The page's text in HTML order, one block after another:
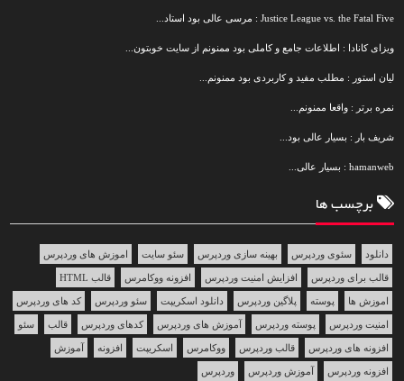
Justice League vs. the Fatal Five : مرسی عالی بود استاد...
ویزای کانادا : اطلاعات جامع و کاملی بود ممنونم از سایت خوبتون...
لیان استور : مطلب مفید و کاربردی بود ممنونم...
نمره برتر : واقعا ممنونم...
شریف بار : بسیار عالی بود...
hamanweb : بسیار عالی...
برچسب ها
دانلود سئوی وردپرس بهینه سازی وردپرس سئو سایت اموزش های وردپرس
قالب برای وردپرس افزایش امنیت وردپرس افزونه ووکامرس قالب HTML
اموزش ها پوسته پلاگین وردپرس دانلود اسکریپت سئو وردپرس کد های وردپرس
امنیت وردپرس پوسته وردپرس آموزش های وردپرس کدهای وردپرس قالب سئو
افزونه های وردپرس قالب وردپرس ووکامرس اسکریپت افزونه آموزش
افزونه وردپرس آموزش وردپرس وردپرس